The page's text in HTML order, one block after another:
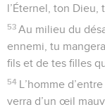
l’Éternel, ton Dieu,
53 Au milieu du
ennemi, tu
fils et de tes filles
54 L’homme
verra d’un œil